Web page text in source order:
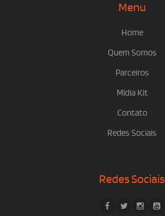
Menu
Home
Quem Somos
Parceiros
Mídia Kit
Contato
Redes Sociais
Redes Sociais